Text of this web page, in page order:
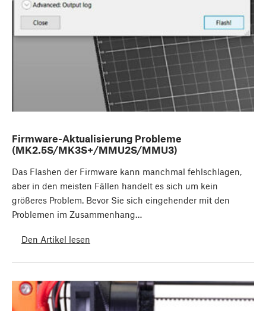
Firmware-Aktualisierung Probleme
(MK2.5S/MK3S+/MMU2S/MMU3)
Das Flashen der Firmware kann manchmal fehlschlagen,
aber in den meisten Fällen handelt es sich um kein
größeres Problem. Bevor Sie sich eingehender mit den
Problemen im Zusammenhang…
Den Artikel lesen